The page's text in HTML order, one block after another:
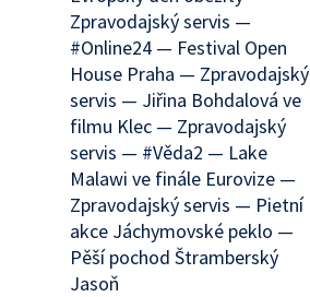
Zpravodajský servis —
#Online24 — Festival Open
House Praha — Zpravodajský
servis — Jiřina Bohdalová ve
filmu Klec — Zpravodajský
servis — #Věda2 — Lake
Malawi ve finále Eurovize —
Zpravodajský servis — Pietní
akce Jáchymovské peklo —
Pěší pochod Štramberský
Jasoň